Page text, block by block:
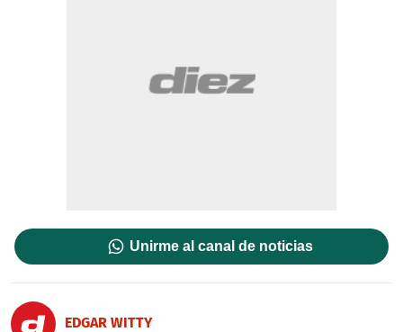
Unirme al canal de noticias
EDGAR WITTY